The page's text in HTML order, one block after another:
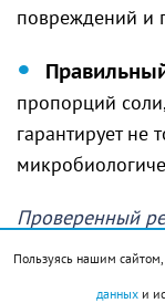
повреждений и
пропорций
гарантирует не
Проверенный
смородины и
Пользуясь нашим сайтом,
данныхи